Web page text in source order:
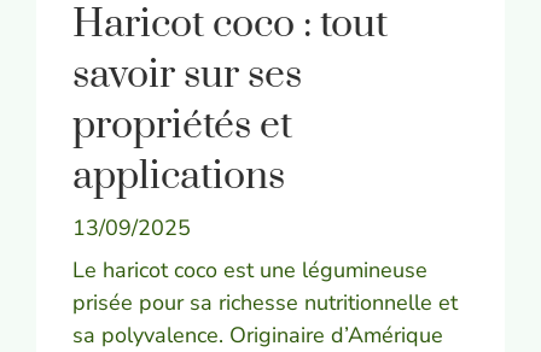
Haricot coco : tout
savoir sur ses
propriétés et
applications
13/09/2025
Le haricot coco est une légumineuse
prisée pour sa richesse nutritionnelle et
sa polyvalence. Originaire d’Amérique